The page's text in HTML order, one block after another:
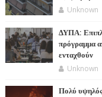
Unknown
ΔΥΠΑ:
πρόγραμμα
ενταχθούν
Unknown
Πολύ